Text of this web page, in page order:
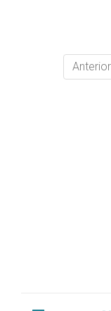
Anterior